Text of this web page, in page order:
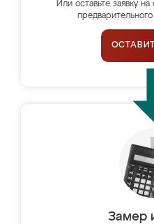
Или оставьте заявку
Замер